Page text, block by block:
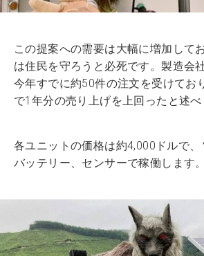
この提案への需要は大幅に増加して
は住民を守ろうと必死です。製造会
今年すでに約50件の注文を受けてお
で1年分の売り上げを上回ったと述べ
各ユニットの価格は約4,000ドルで、
バッテリー、センサーで稼働します。